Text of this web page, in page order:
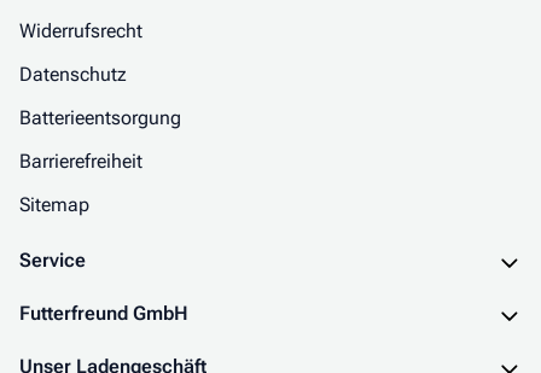
Widerrufsrecht
Datenschutz
Batterieentsorgung
Barrierefreiheit
Sitemap
Service
Futterfreund GmbH
Unser Ladengeschäft